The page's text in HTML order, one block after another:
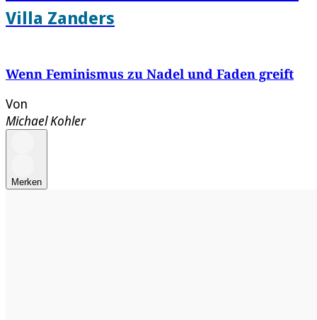
Villa Zanders
Wenn Feminismus zu Nadel und Faden greift
Von
Michael Kohler
Merken